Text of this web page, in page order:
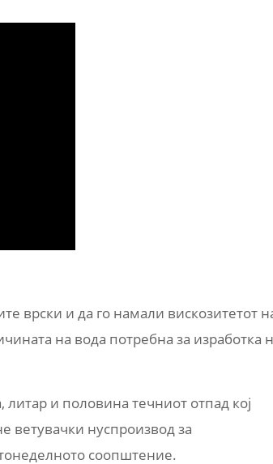
врски и да го намали вискозитетот
на вода потребна за изработка
и половина течниот отпад кој
ветувачки нуспроизвод за
соопштение.